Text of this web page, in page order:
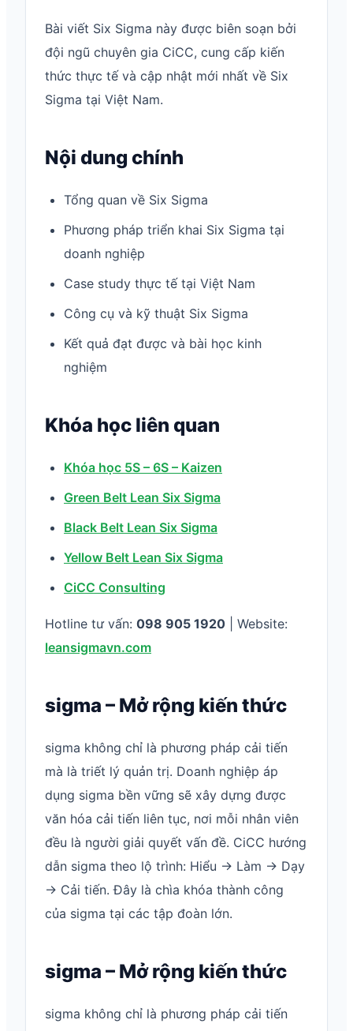
Bài viết Six Sigma này được biên soạn bởi
đội ngũ chuyên gia CiCC, cung cấp kiến
thức thực tế và cập nhật mới nhất về Six
Sigma tại Việt Nam.
Nội dung chính
Tổng quan về Six Sigma
Phương pháp triển khai Six Sigma tại
doanh nghiệp
Case study thực tế tại Việt Nam
Công cụ và kỹ thuật Six Sigma
Kết quả đạt được và bài học kinh
nghiệm
Khóa học liên quan
Khóa học 5S – 6S – Kaizen
Green Belt Lean Six Sigma
Black Belt Lean Six Sigma
Yellow Belt Lean Six Sigma
CiCC Consulting
Hotline tư vấn: 098 905 1920 | Website:
leansigmavn.com
sigma – Mở rộng kiến thức
sigma không chỉ là phương pháp cải tiến
mà là triết lý quản trị. Doanh nghiệp áp
dụng sigma bền vững sẽ xây dựng được
văn hóa cải tiến liên tục, nơi mỗi nhân viên
đều là người giải quyết vấn đề. CiCC hướng
dẫn sigma theo lộ trình: Hiểu → Làm → Dạy
→ Cải tiến. Đây là chìa khóa thành công
của sigma tại các tập đoàn lớn.
sigma – Mở rộng kiến thức
sigma không chỉ là phương pháp cải tiến